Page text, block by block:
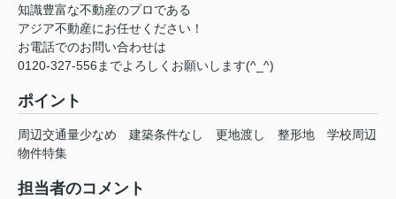
知識豊富な不動産のプロである
アジア不動産にお任せください！
お電話でのお問い合わせは
0120-327-556までよろしくお願いします(^_^)
ポイント
周辺交通量少なめ 建築条件なし 更地渡し 整形地
学校周辺
物件特集
担当者のコメント